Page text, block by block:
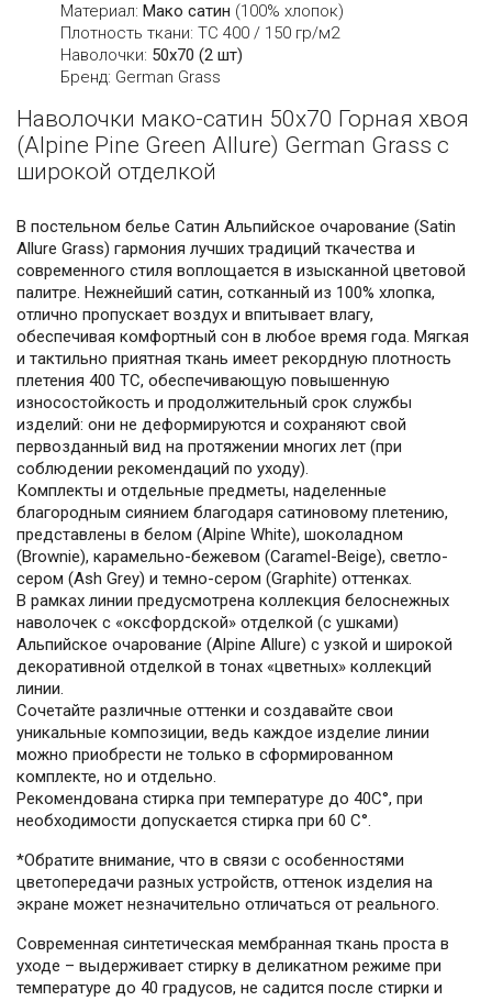
Материал: Мако сатин (100% хлопок)
Плотность ткани: ТС 400 / 150 гр/м2
Наволочки: 50x70 (2 шт)
Бренд: German Grass
Наволочки мако-сатин 50х70 Горная хвоя
(Alpine Pine Green Allure) German Grass с
широкой отделкой
В постельном белье Сатин Альпийское очарование (Satin
Allure Grass) гармония лучших традиций ткачества и
современного стиля воплощается в изысканной цветовой
палитре. Нежнейший сатин, сотканный из 100% хлопка,
отлично пропускает воздух и впитывает влагу,
обеспечивая комфортный сон в любое время года. Мягкая
и тактильно приятная ткань имеет рекордную плотность
плетения 400 ТС, обеспечивающую повышенную
износостойкость и продолжительный срок службы
изделий: они не деформируются и сохраняют свой
первозданный вид на протяжении многих лет (при
соблюдении рекомендаций по уходу).
Комплекты и отдельные предметы, наделенные
благородным сиянием благодаря сатиновому плетению,
представлены в белом (Alpine White), шоколадном
(Brownie), карамельно-бежевом (Caramel-Beige), светло-
сером (Ash Grey) и темно-сером (Graphite) оттенках.
В рамках линии предусмотрена коллекция белоснежных
наволочек с «оксфордской» отделкой (с ушками)
Альпийское очарование (Alpine Allure) с узкой и широкой
декоративной отделкой в тонах «цветных» коллекций
линии.
Сочетайте различные оттенки и создавайте свои
уникальные композиции, ведь каждое изделие линии
можно приобрести не только в сформированном
комплекте, но и отдельно.
Рекомендована стирка при температуре до 40С°, при
необходимости допускается стирка при 60 С°.
*Обратите внимание, что в связи с особенностями
цветопередачи разных устройств, оттенок изделия на
экране может незначительно отличаться от реального.
Современная синтетическая мембранная ткань проста в
уходе – выдерживает стирку в деликатном режиме при
температуре до 40 градусов, не садится после стирки и